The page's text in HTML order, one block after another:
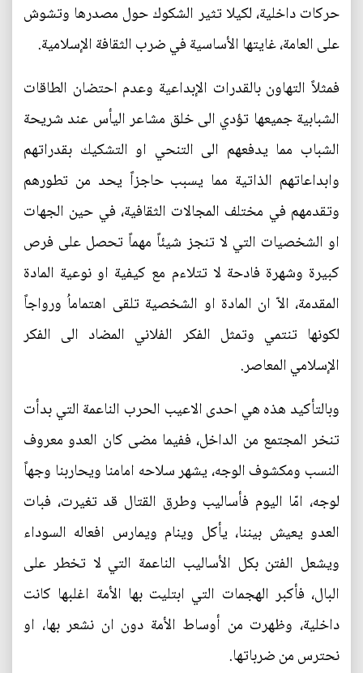
حركات داخلية، لكيلا تثير الشكوك حول مصدرها وتشوش
على العامة، غايتها الأساسية في ضرب الثقافة الإسلامية.
فمثلاً التهاون بالقدرات الإبداعية وعدم احتضان الطاقات
الشبابية جميعها تؤدي الى خلق مشاعر اليأس عند شريحة
الشباب مما يدفعهم الى التنحي او التشكيك بقدراتهم
وابداعاتهم الذاتية مما يسبب حاجزاً يحد من تطورهم
وتقدمهم في مختلف المجالات الثقافية، في حين الجهات
او الشخصيات التي لا تنجز شيئاً مهماً تحصل على فرص
كبيرة وشهرة فادحة لا تتلاءم مع كيفية او نوعية المادة
المقدمة، الاّ ان المادة او الشخصية تلقى اهتماماُ ورواجاً
لكونها تنتمي وتمثل الفكر الفلاني المضاد الى الفكر
الإسلامي المعاصر.
وبالتأكيد هذه هي احدى الاعيب الحرب الناعمة التي بدأت
تنخر المجتمع من الداخل، ففيما مضى كان العدو معروف
النسب ومكشوف الوجه، يشهر سلاحه امامنا ويحاربنا وجهاً
لوجه، امّا اليوم فأساليب وطرق القتال قد تغيرت، فبات
العدو يعيش بيننا، يأكل وينام ويمارس افعاله السوداء
ويشعل الفتن بكل الأساليب الناعمة التي لا تخطر على
البال، فأكبر الهجمات التي ابتليت بها الأمة اغلبها كانت
داخلية، وظهرت من أوساط الأمة دون ان نشعر بها، او
نحترس من ضرباتها.